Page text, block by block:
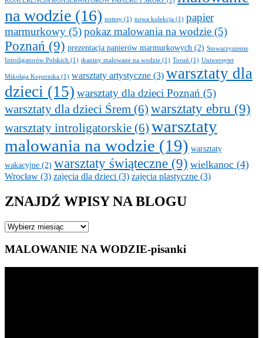
na wodzie (16) notesy (1) nowa kolekcja (1) papier
marmurkowy (5)pokaz malowania na wodzie (5)
Poznań (9) prezentacja papierów marmurkowych (2) Stowarzyszenie
Introligatorów Polskich (1) tkaniny malowane na wodzie (1) Toruń (1) Uniwersytet
Mikołaja Kopernika (1) warsztaty artystyczne (3) warsztaty dla
dzieci (15) warsztaty dla dzieci Poznań (5)
warsztaty dla dzieci Śrem (6) warsztaty ebru (9)
warsztaty introligatorskie (6) warsztaty
malowania na wodzie (19) warsztaty
wakacyjne (2) warsztaty świąteczne (9) wielkanoc (4)
Wrocław (3) zajęcia dla dzieci (3) zajęcia plastyczne (3)
ZNAJDŹ WPISY NA BLOGU
ZNAJDŹ
NA
MALOWANIE NA WODZIE-pisanki